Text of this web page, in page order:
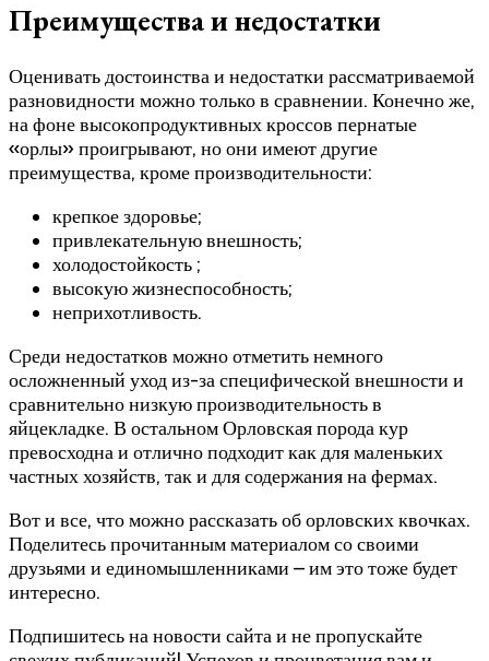
Преимущества и недостатки
Оценивать достоинства и недостатки рассматриваемой
разновидности можно только в сравнении. Конечно же,
на фоне высокопродуктивных кроссов пернатые
«орлы» проигрывают, но они имеют другие
преимущества, кроме производительности:
крепкое здоровье;
привлекательную внешность;
холодостойкость ;
высокую жизнеспособность;
неприхотливость.
Среди недостатков можно отметить немного
осложненный уход из-за специфической внешности и
сравнительно низкую производительность в
яйцекладке. В остальном Орловская порода кур
превосходна и отлично подходит как для маленьких
частных хозяйств, так и для содержания на фермах.
Вот и все, что можно рассказать об орловских квочках.
Поделитесь прочитанным материалом со своими
друзьями и единомышленниками – им это тоже будет
интересно.
Подпишитесь на новости сайта и не пропускайте